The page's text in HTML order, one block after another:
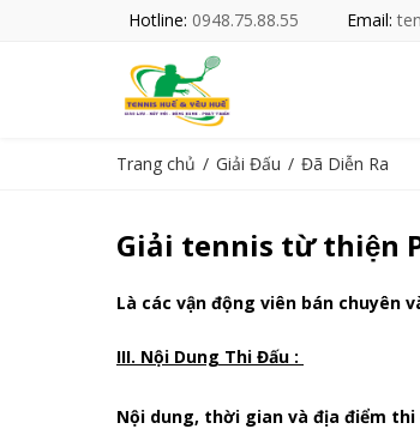
Hotline: 0948.75.88.55 Email:
Trang chủ Giải Đấu Đã Diễn Ra
Giải tennis từ thiện
Là các vận động viên bán chuyên
III. Nội Dung Thi Đấu :
Nội dung, thời gian và địa điểm thi